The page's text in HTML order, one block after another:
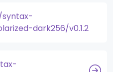
dark256/v0.1.2